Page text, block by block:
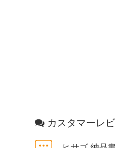
カスタマーレ